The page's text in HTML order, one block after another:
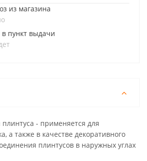
из магазина
в пункт выдачи
- применяется для
а также в качестве декоративного
плинтусов в наружных углах